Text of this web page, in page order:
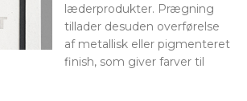
læderprodukter. Prægning
tillader desuden overførelse
af metallisk eller pigmenteret
finish, som giver farver til